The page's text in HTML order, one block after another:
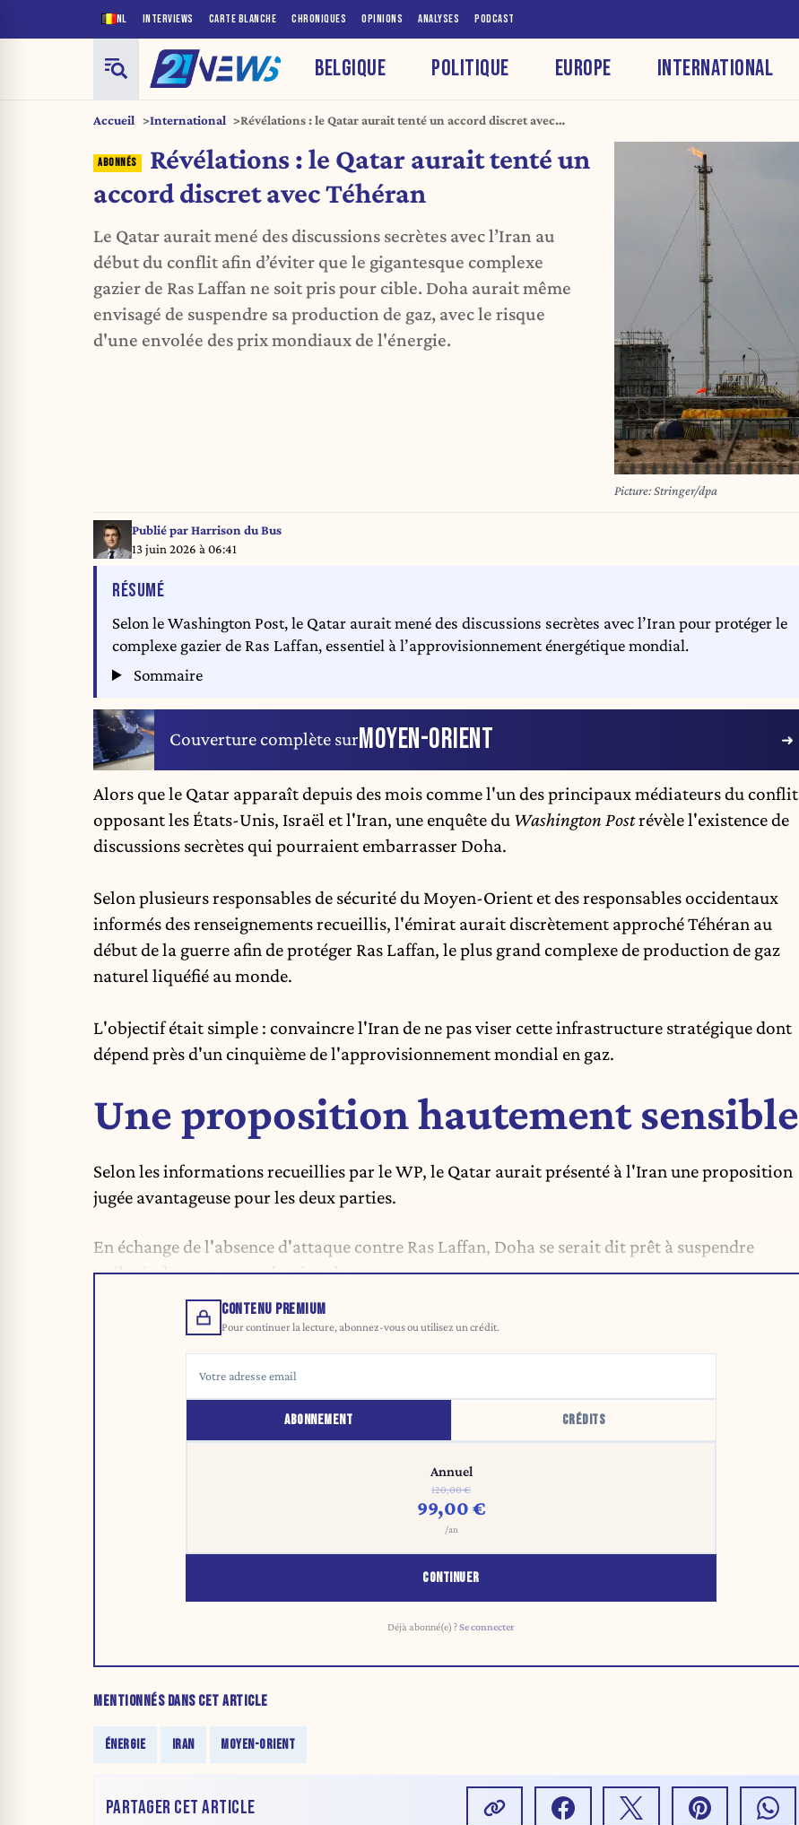
NL INTERVIEWS CARTE BLANCHE CHRONIQUES OPINIONS ANALYSES PODCAST
BELGIQUE POLITIQUE EUROPE INTERNATIONAL
Accueil International
Révélations : le Qatar aurait tenté un accord discret avec
Révélations : le Qatar aurait tenté un
accord discret avec Téhéran
Le Qatar aurait mené des discussions secrètes avec l’Iran au
début du conflit afin d’éviter que le gigantesque complexe
gazier de Ras Laffan ne soit pris pour cible. Doha aurait même
envisagé de suspendre sa production de gaz, avec le risque
d'une envolée des prix mondiaux de l'énergie.
Picture: Stringer/dpa
Publié parHarrison du Bus
13 juin 2026 à 06:41
RÉSUMÉDE L'ARTICLE
Selon le Washington Post, le Qatar aurait mené des discussions secrètes avec l’Iran pour protéger le
complexe gazier de Ras Laffan, essentiel à l’approvisionnement énergétique mondial.
Sommaire
Couverture complète surMOYEN-ORIENT
Alors que le Qatar apparaît depuis des mois comme l'un des principaux médiateurs du conflit
opposant les États-Unis, Israël et l'Iran, une enquête du Washington Postrévèle l'existence de
discussions secrètes qui pourraient embarrasser Doha.
Selon plusieurs responsables de sécurité du Moyen-Orient et des responsables occidentaux
informés des renseignements recueillis, l'émirat aurait discrètement approché Téhéran au
début de la guerre afin de protéger Ras Laffan, le plus grand complexe de production de gaz
naturel liquéfié au monde.
L'objectif était simple : convaincre l'Iran de ne pas viser cette infrastructure stratégique dont
dépend près d'un cinquième de l'approvisionnement mondial en gaz.
Une proposition hautement sensible
Selon les informations recueillies par le WP, le Qatar aurait présenté à l'Iran une proposition
jugée avantageuse pour les deux parties.
En échange de l'absence d'attaque contre Ras Laffan, Doha se serait dit prêt à suspendre
unilatéralement sa production de gaz.
CONTENU PREMIUM
Pour continuer la lecture, abonnez-vous ou utilisez un crédit.
ABONNEMENT CRÉDITS
Annuel
120,00 €
99,00 €
/an
CONTINUER
Déjà abonné(e) ?Se connecter
MENTIONNÉS DANS CET ARTICLE
ÉNERGIE IRAN MOYEN-ORIENT
PARTAGER CET ARTICLE